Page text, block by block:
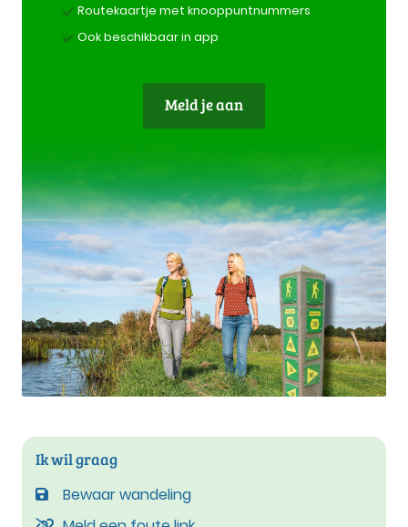
Routekaartje met knooppuntnummers
Ook beschikbaar in app
Meld je aan
Ik wil graag
Bewaar wandeling